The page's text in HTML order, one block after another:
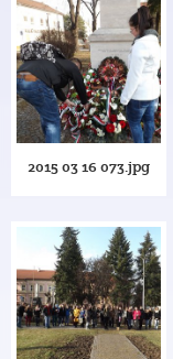
2015 03 16 073.jpg